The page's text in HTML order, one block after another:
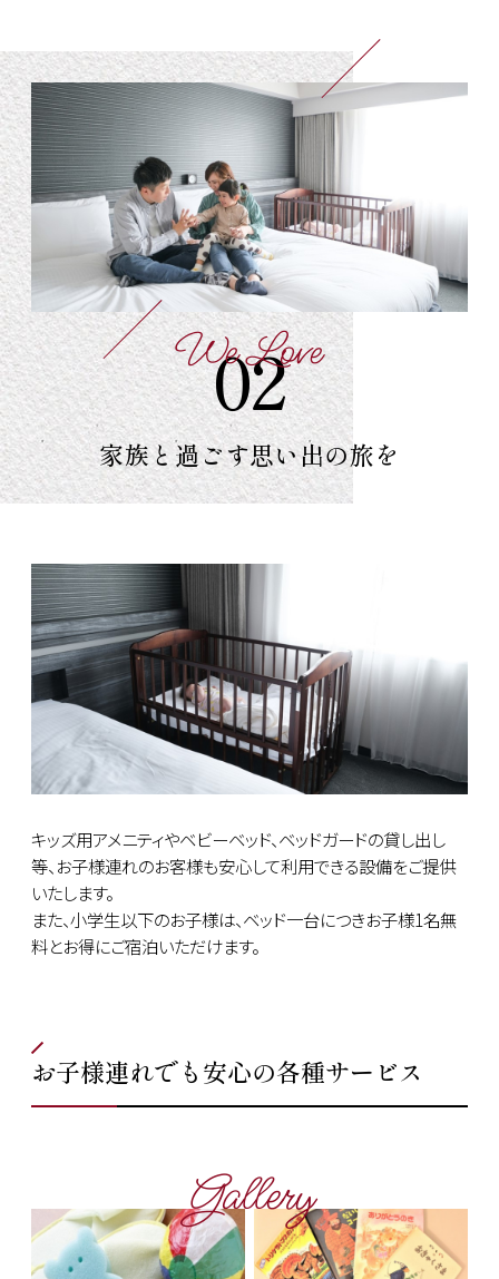
02
We Love
家族と過ごす思い出の旅を
キッズ用アメニティやベビーベッド、ベッドガードの貸し出し
等、お子様連れのお客様も安心して利用できる設備をご提供
いたします。
また、小学生以下のお子様は、ベッド一台につきお子様1名無
料とお得にご宿泊いただけます。
お子様連れでも安心の各種サービス
Gallery